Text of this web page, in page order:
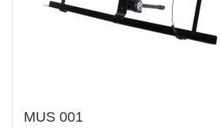
MUS 001